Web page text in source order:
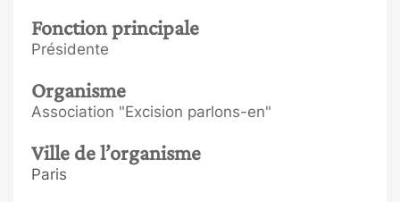
Fonction principale
Présidente
Organisme
Association "Excision parlons-en"
Ville de l’organisme
Paris